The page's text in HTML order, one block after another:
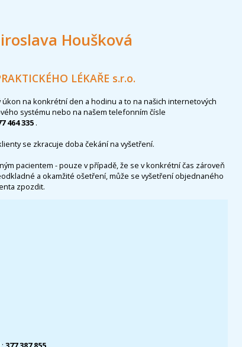
Houšková
LÉKAŘE s.r.o.
na konkrétní den a hodinu a to na našich internetových
systému nebo na našem telefonním čísle
464 335 .
se zkracuje doba čekání na vyšetření.
pacientem - pouze v případě, že se v konkrétní čas zároveň
a okamžité ošetření, může se vyšetření objednaného
zpozdit.